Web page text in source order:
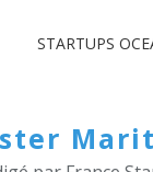
STARTUPS